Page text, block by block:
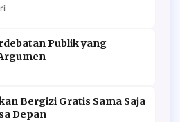
Publik yang
Bergizi Gratis Sama Saja
Depan